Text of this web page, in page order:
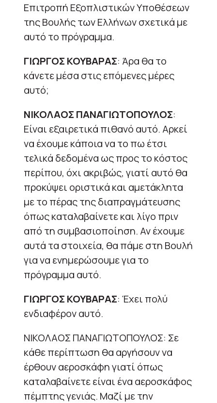
Επιτροπή Εξοπλιστικών Υποθέσεων
της Βουλής των Ελλήνων σχετικά με
αυτό το πρόγραμμα.
ΓΙΩΡΓΟΣ ΚΟΥΒΑΡΑΣ: Άρα θα το
κάνετε μέσα στις επόμενες μέρες
αυτό;
ΝΙΚΟΛΑΟΣ ΠΑΝΑΓΙΩΤΟΠΟΥΛΟΣ:
Είναι εξαιρετικά πιθανό αυτό. Αρκεί
να έχουμε κάποια να το πω έτσι
τελικά δεδομένα ως προς το κόστος
περίπου, όχι ακριβώς, γιατί αυτό θα
προκύψει οριστικά και αμετάκλητα
με το πέρας της διαπραγμάτευσης
όπως καταλαβαίνετε και λίγο πριν
από τη συμβασιοποίηση. Αν έχουμε
αυτά τα στοιχεία, θα πάμε στη Βουλή
για να ενημερώσουμε για το
πρόγραμμα αυτό.
ΓΙΩΡΓΟΣ ΚΟΥΒΑΡΑΣ: Έχει πολύ
ενδιαφέρον αυτό.
ΝΙΚΟΛΑΟΣ ΠΑΝΑΓΙΩΤΟΠΟΥΛΟΣ: Σε
κάθε περίπτωση θα αργήσουν να
έρθουν αεροσκάφη γιατί όπως
καταλαβαίνετε είναι ένα αεροσκάφος
πέμπτης γενιάς. Μαζί με την